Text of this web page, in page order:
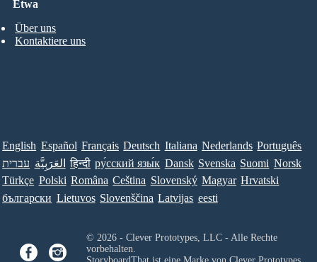
Etwa
Über uns
Kontaktiere uns
English Español Français Deutsch Italiana Nederlands Português
עברית العَرَبِيَّة हिन्दी ру́сский язы́к Dansk Svenska Suomi Norsk
Türkçe Polski Româna Ceština Slovenský Magyar Hrvatski
български Lietuvos Slovenščina Latvijas eesti
© 2026 - Clever Prototypes, LLC - Alle Rechte
vorbehalten.